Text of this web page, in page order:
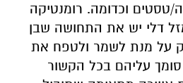
טסטים וכדומה. רומנטיקה
מזל דלי יש את התחושה שבן
על מנת לשמר ולטפח את
סומך עליהם בכל הקשור